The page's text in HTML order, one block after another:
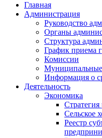
Главная
Администрация
Руководство
Органы
Структура
График приема
Комиссии
Информация о
Деятельность
Экономика
Стратегия
Сельское
Реестр